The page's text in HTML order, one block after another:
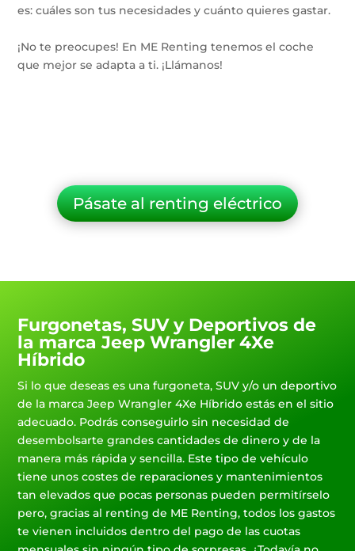
es: cuáles son tus necesidades y cuánto quieres gastar.
¡No te preocupes! En ME Renting tenemos el coche
que mejor se adapta a ti. ¡Llámanos!
Pásate al renting eléctrico
Furgonetas, SUV y Deportivos de
la marca Jeep Wrangler 4Xe
Híbrido
Si lo que deseas es una furgoneta, SUV y/o un deportivo
de la marca Jeep Wrangler 4Xe Híbrido estás en el sitio
adecuado. Podrás conseguirlo sin necesidad de
desembolsarte grandes cantidades de dinero y de la
manera más rápida y sencilla. Este tipo de vehículo
tiene unos costes de reparaciones y mantenimientos
tan elevados que pocas personas pueden permitírselo
pero, gracias al renting de ME Renting, todos los gastos
te vienen incluidos dentro del pago de las cuotas